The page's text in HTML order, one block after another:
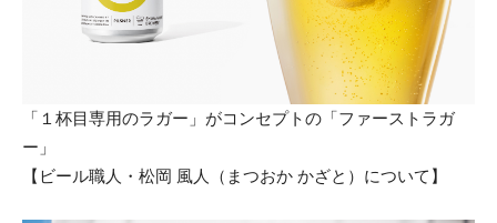
「１杯目専用のラガー」がコンセプトの「ファーストラガ
ー」
【ビール職人・松岡 風人（まつおか かざと）について】